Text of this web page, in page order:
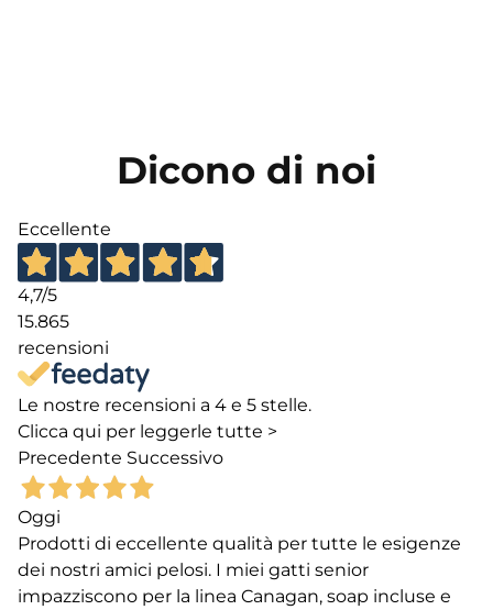
Dicono di noi
Eccellente
4,7/5
15.865
recensioni
Le nostre recensioni a 4 e 5 stelle.
Clicca qui per leggerle tutte >
Precedente Successivo
Oggi
Prodotti di eccellente qualità per tutte le esigenze
dei nostri amici pelosi. I miei gatti senior
impazziscono per la linea Canagan, soap incluse e